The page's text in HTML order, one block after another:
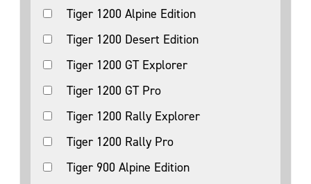
Tiger 1200 Alpine Edition
Tiger 1200 Desert Edition
Tiger 1200 GT Explorer
Tiger 1200 GT Pro
Tiger 1200 Rally Explorer
Tiger 1200 Rally Pro
Tiger 900 Alpine Edition